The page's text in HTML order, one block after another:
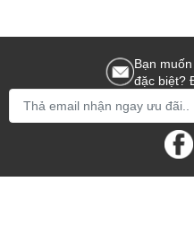
Bạn
đặc biệt?